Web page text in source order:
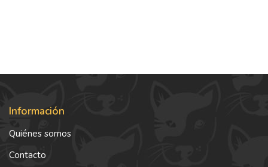
Información
Quiénes somos
Contacto